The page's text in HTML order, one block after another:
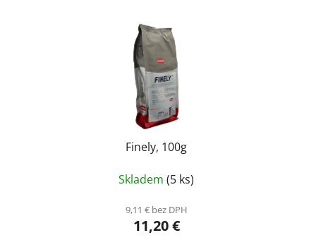
Finely, 100g
Skladem (5 ks)
9,11 € bez DPH
11,20 €